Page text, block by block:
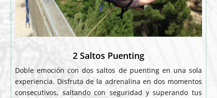
2 Saltos Puenting
Doble emoción con dos saltos de puenting en una sola
experiencia. Disfruta de la adrenalina en dos momentos
consecutivos, saltando con seguridad y superando tus